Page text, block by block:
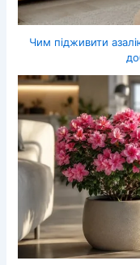
Чим підживити